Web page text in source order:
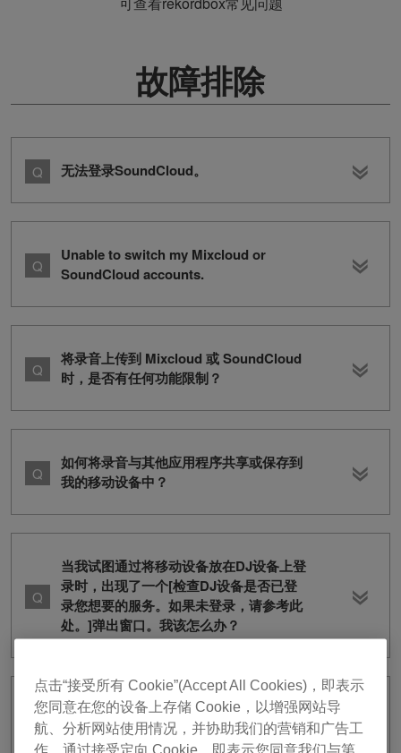
故障排除
无法登录SoundCloud。
Unable to switch my Mixcloud or
SoundCloud accounts.
将录音上传到 Mixcloud 或 SoundCloud
时，是否有任何功能限制？
如何将录音与其他应用程序共享或保存到
我的移动设备中？
当我试图通过将移动设备放在DJ设备上登
录时，出现了一个[检查DJ设备是否已登
录您想要的服务。如果未登录，请参考此
处。]弹出窗口。我该怎么办？
当我试图通过将移动设备放在DJ设备上登
录时，移动设备上显示了一个[未连接到互
联网。 修复您的互联网连接，然后重
点击“接受所有 Cookie”(Accept All Cookies)，即表示
您同意在您的设备上存储 Cookie，以增强网站导
航、分析网站使用情况，并协助我们的营销和广告工
作。通过接受定向 Cookie，即表示您同意我们与第